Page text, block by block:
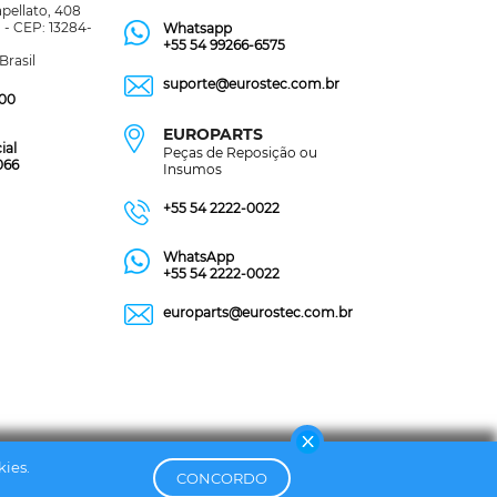
CONCORDO
408
CEP: 13284-
Whatsapp
+55 54 99266-6575
suporte@eurostec.com.br
EUROPARTS
Peças de Reposição ou
Insumos
+55 54 2222-0022
WhatsApp
+55 54 2222-0022
europarts@eurostec.com.br